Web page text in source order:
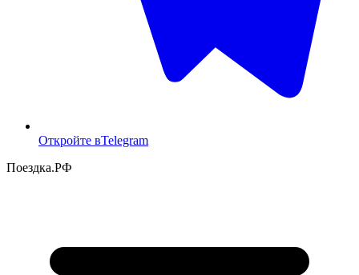
Откройте вTelegram
Поездка.РФ